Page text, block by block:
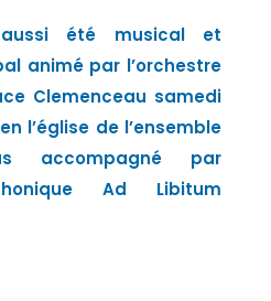
été musical et
animé par l’orchestre
Clemenceau samedi
l’église de l’ensemble
accompagné par
Ad Libitum